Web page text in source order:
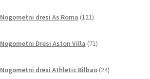
Nogometni dresi As Roma 121izdelkov
Nogometni Dresi Aston Villa 71izdelkov
Nogometni dresi Athletic Bilbao 24izdelkov